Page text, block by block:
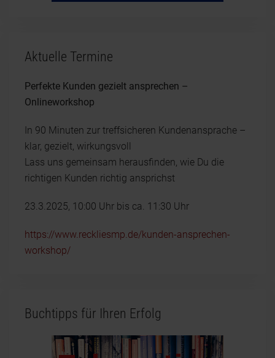
Aktuelle Termine
Perfekte Kunden gezielt ansprechen –
Onlineworkshop
In 90 Minuten zur treffsicheren Kundenansprache –
klar, gezielt, wirkungsvoll
Lass uns gemeinsam herausfinden, wie Du die
richtigen Kunden richtig ansprichst
23.3.2025, 10:00 Uhr bis ca. 11:30 Uhr
https://www.reckliesmp.de/kunden-ansprechen-
workshop/
Buchtipps für Ihren Erfolg